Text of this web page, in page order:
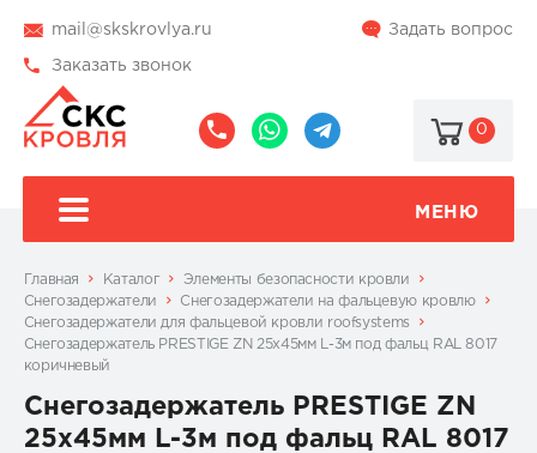
mail@skskrovlya.ru Задать вопрос
Заказать звонок
0
МЕНЮ
Главная Каталог
Элементы безопасности кровли
Снегозадержатели
Снегозадержатели на фальцевую кровлю
Cнегозадержатели для фальцевой кровли roofsystems
Снегозадержатель PRESTIGE ZN 25х45мм L-3м под фальц RAL 8017
коричневый
Снегозадержатель PRESTIGE ZN
25х45мм L-3м под фальц RAL 8017